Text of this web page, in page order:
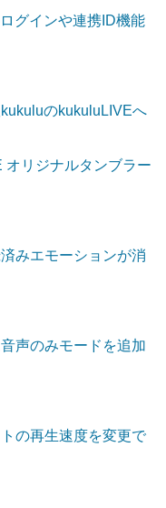
グインや連携ID機能
のkukuluLIVEへ
オリジナルタンブラー
みエモーションが消
声のみモードを追加
の再生速度を変更で